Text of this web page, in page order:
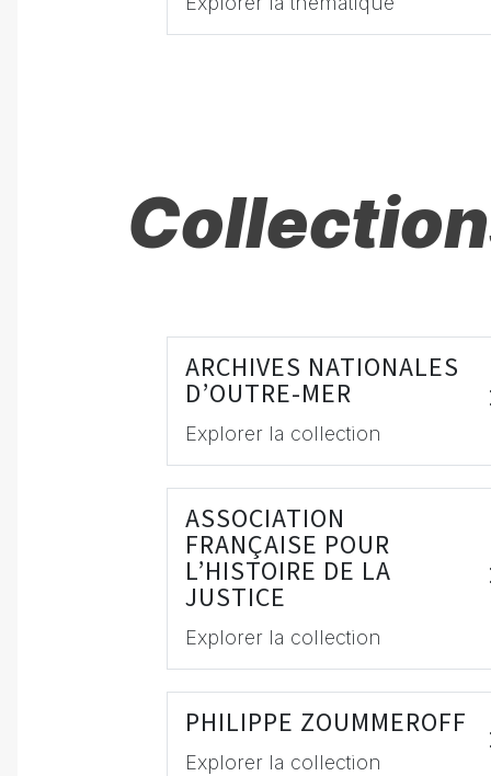
ARCHIVES NATIONALES
D’OUTRE-MER
Explorer la collection
ASSOCIATION
FRANÇAISE POUR
L’HISTOIRE DE LA
JUSTICE
Explorer la collection
PHILIPPE ZOUMMEROFF
Explorer la collection